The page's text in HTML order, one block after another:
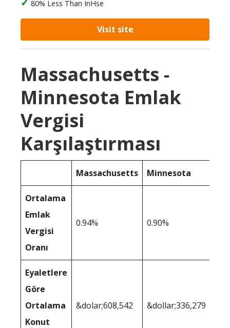
80% Less Than InHse
Visit site
Massachusetts -
Minnesota Emlak
Vergisi
Karşılaştırması
Massachusetts Minnesota
Ortalama
Emlak
Vergisi
Oranı
0.94% 0.90%
Eyaletlere
Göre
Ortalama
Konut
&dolar;608,542 &dollar;336,279